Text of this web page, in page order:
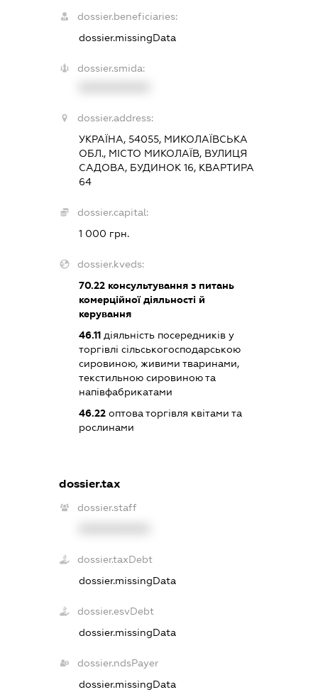
dossier.beneficiaries:
dossier.missingData
dossier.smida:
dossier.address:
УКРАЇНА, 54055, МИКОЛАЇВСЬКА
ОБЛ., МІСТО МИКОЛАЇВ, ВУЛИЦЯ
САДОВА, БУДИНОК 16, КВАРТИРА
64
dossier.capital:
1 000 грн.
dossier.kveds:
70.22 консультування з питань
комерційної діяльності й
керування
46.11 діяльність посередників у
торгівлі сільськогосподарською
сировиною, живими тваринами,
текстильною сировиною та
напівфабрикатами
46.22 оптова торгівля квітами та
рослинами
dossier.tax
dossier.staff
dossier.taxDebt
dossier.missingData
dossier.esvDebt
dossier.missingData
dossier.ndsPayer
dossier.missingData